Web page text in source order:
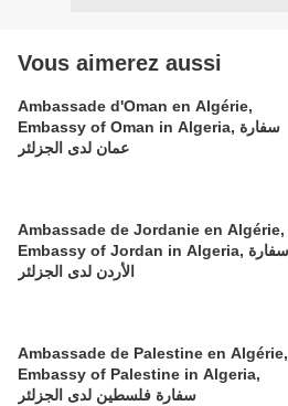
Vous aimerez aussi
Ambassade d'Oman en Algérie,
Embassy of Oman in Algeria, سفارة
عمان لدى الجزلئر
Ambassade de Jordanie en Algérie,
Embassy of Jordan in Algeria, سفارة
الأردن لدى الجزلئر
Ambassade de Palestine en Algérie,
Embassy of Palestine in Algeria,
سفارة فلسطين لدى الجزلئر